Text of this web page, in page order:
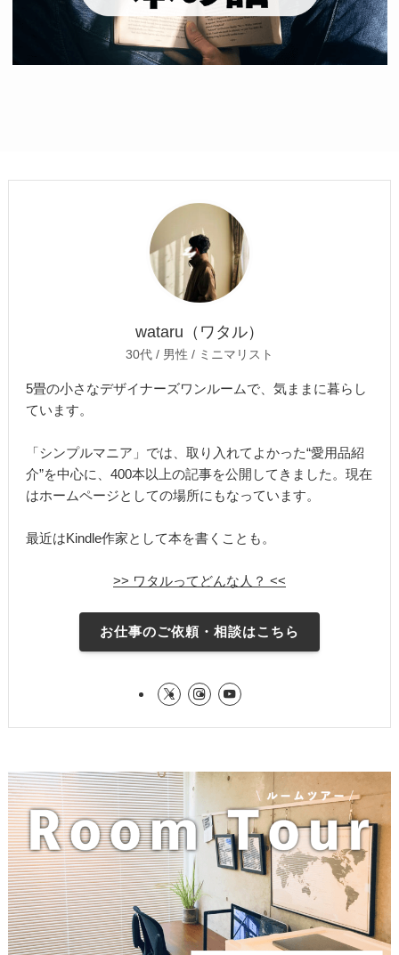
wataru（ワタル）
30代 / 男性 / ミニマリスト
5畳の小さなデザイナーズワンルームで、気ままに暮らし
ています。
「シンプルマニア」では、取り入れてよかった“愛用品紹
介”を中心に、400本以上の記事を公開してきました。現在
はホームページとしての場所にもなっています。
最近はKindle作家として本を書くことも。
>> ワタルってどんな人？ <<
お仕事のご依頼・相談はこちら